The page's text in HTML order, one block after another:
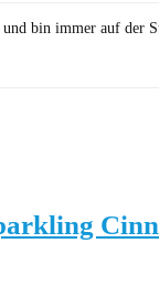
bin immer auf der